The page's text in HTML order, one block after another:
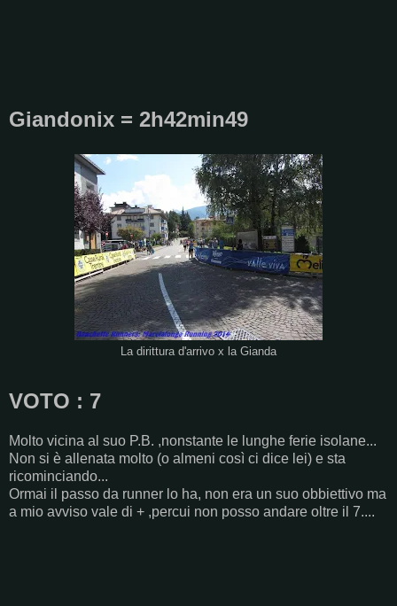
Giandonix = 2h42min49
La dirittura d'arrivo x la Gianda
VOTO : 7
Molto vicina al suo P.B. ,nonstante le lunghe ferie isolane...
Non si è allenata molto (o almeni così ci dice lei) e sta
ricominciando...
Ormai il passo da runner lo ha, non era un suo obbiettivo ma
a mio avviso vale di + ,percui non posso andare oltre il 7....